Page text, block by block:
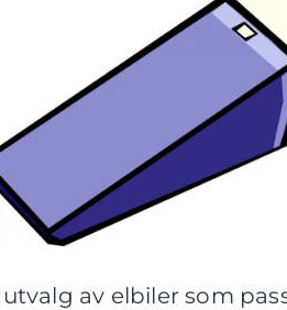
av elbiler som